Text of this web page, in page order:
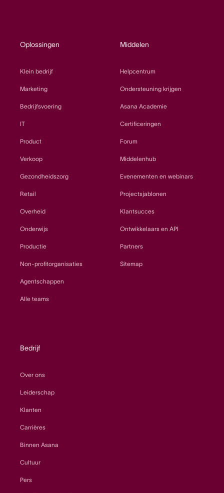
Oplossingen
Klein bedrijf
Marketing
Bedrijfsvoering
IT
Product
Verkoop
Gezondheidszorg
Retail
Overheid
Onderwijs
Productie
Non-profitorganisaties
Agentschappen
Alle teams
Middelen
Helpcentrum
Ondersteuning krijgen
Asana Academie
Certificeringen
Forum
Middelenhub
Evenementen en webinars
Projectsjablonen
Klantsucces
Ontwikkelaars en API
Partners
Sitemap
Bedrijf
Over ons
Leiderschap
Klanten
Carrières
Binnen Asana
Cultuur
Pers